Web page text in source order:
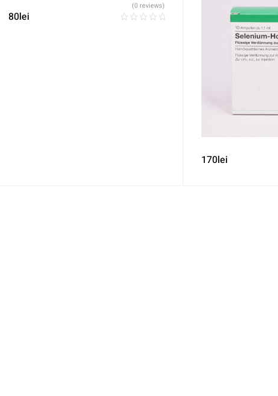
80lei
(0 reviews)
170lei